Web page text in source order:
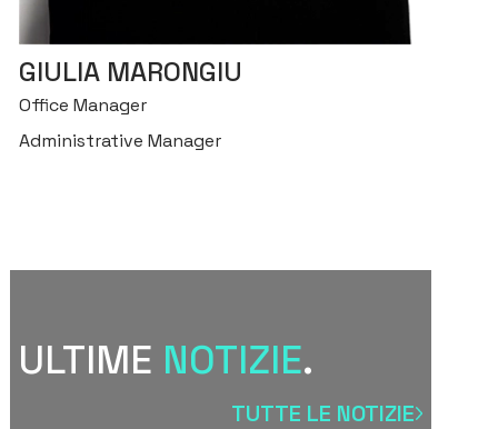
GIULIA MARONGIU
Office Manager
Administrative Manager
ULTIME NOTIZIE.
TUTTE LE NOTIZIE